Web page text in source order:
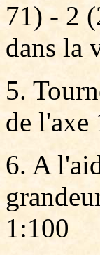
71) - 2
dans la
5.
de l'axe
6. A
1:100